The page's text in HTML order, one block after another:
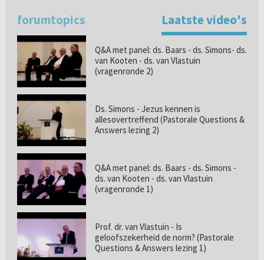
forumtopics Laatste video's
Q&A met panel: ds. Baars - ds. Simons- ds.
van Kooten - ds. van Vlastuin
(vragenronde 2)
Ds. Simons - Jezus kennen is
allesovertreffend (Pastorale Questions &
Answers lezing 2)
Q&A met panel: ds. Baars - ds. Simons -
ds. van Kooten - ds. van Vlastuin
(vragenronde 1)
Prof. dr. van Vlastuin - Is
geloofszekerheid de norm? (Pastorale
Questions & Answers lezing 1)